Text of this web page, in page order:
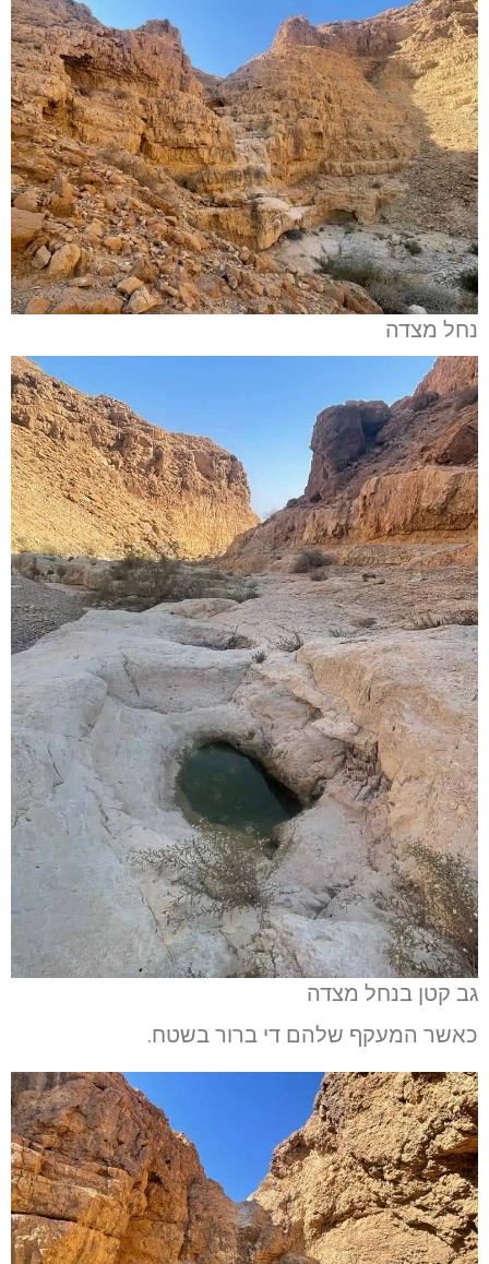
נחל מצדה
גב קטן בנחל מצדה
כאשר המעקף שלהם די ברור בשטח.